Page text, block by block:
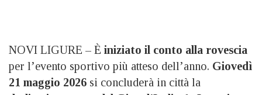
NOVI LIGURE – È iniziato il conto alla rovescia
per l’evento sportivo più atteso dell’anno. Giovedì
21 maggio 2026 si concluderà in città la